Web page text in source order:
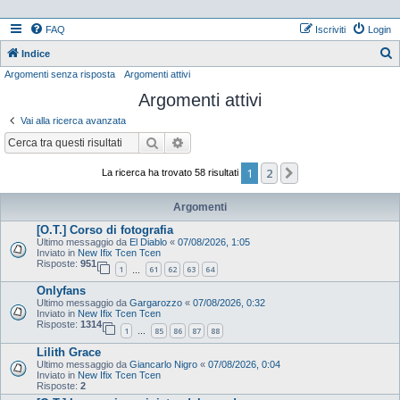
FAQ Login
Iscriviti
Indice
Argomenti senza risposta Argomenti attivi
Argomenti attivi
Vai alla ricerca avanzata
Cerca
La ricerca ha trovato 58 risultati 1 2
Argomenti
[O.T.] Corso di fotografia
Ultimo messaggio da El Diablo « 07/08/2026, 1:05
Inviato in New Ifix Tcen Tcen
Risposte: 951
1 61 62 63 64
Onlyfans
Ultimo messaggio da Gargarozzo « 07/08/2026, 0:32
Inviato in New Ifix Tcen Tcen
Risposte: 1314
1 … 85 86 87 88
Lilith Grace
Ultimo messaggio da Giancarlo Nigro « 07/08/2026, 0:04
Inviato in New Ifix Tcen Tcen
Risposte: 2